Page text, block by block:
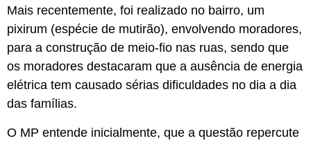
Mais recentemente, foi realizado no bairro, um
pixirum (espécie de mutirão), envolvendo moradores,
para a construção de meio-fio nas ruas, sendo que
os moradores destacaram que a ausência de energia
elétrica tem causado sérias dificuldades no dia a dia
das famílias.
O MP entende inicialmente, que a questão repercute